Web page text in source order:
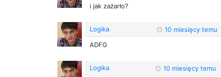
i jak zażarło?
Logika 10 miesięcy temu
ADFG
Logika 10 miesięcy temu